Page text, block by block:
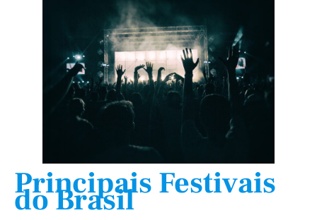
Principais Festivais
do Brasil